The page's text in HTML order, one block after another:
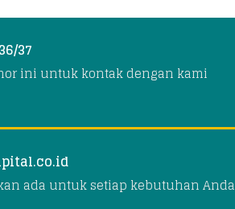
37
ini untuk kontak dengan kami
ada untuk setiap kebutuhan Anda